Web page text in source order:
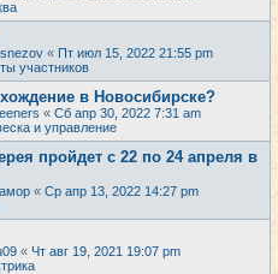
« Пт июл 15, 2022 21:55 pm
участников
в Новосибирске?
« Сб апр 30, 2022 7:31 am
и управление
пройдет с 22 по 24 апреля в
« Ср апр 13, 2022 14:27 pm
« Чт авг 19, 2021 19:07 pm